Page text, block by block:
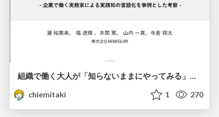
組織で働く大人が「知らないままにやってみる」を取り戻す方法とその意味〜企業で働く実務家による実践知の言語化を事例とした考察〜
chiemitaki
1 270